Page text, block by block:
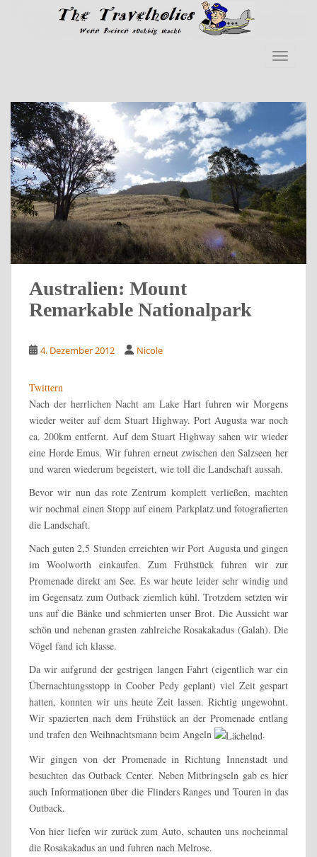
Skip to main content
Australien: Mount
Remarkable Nationalpark
4. Dezember 2012 Nicole
Twittern
Nach der herrlichen Nacht am Lake Hart fuhren wir Morgens
wieder weiter auf dem Stuart Highway. Port Augusta war noch
ca. 200km entfernt. Auf dem Stuart Highway sahen wir wieder
eine Horde Emus. Wir fuhren erneut zwischen den Salzseen her
und waren wiederum begeistert, wie toll die Landschaft aussah.
Bevor wir nun das rote Zentrum komplett verließen, machten
wir nochmal einen Stopp auf einem Parkplatz und fotografierten
die Landschaft.
Nach guten 2,5 Stunden erreichten wir Port Augusta und gingen
im Woolworth einkaufen. Zum Frühstück fuhren wir zur
Promenade direkt am See. Es war heute leider sehr windig und
im Gegensatz zum Outback ziemlich kühl. Trotzdem setzten wir
uns auf die Bänke und schmierten unser Brot. Die Aussicht war
schön und nebenan grasten zahlreiche Rosakakadus (Galah). Die
Vögel fand ich klasse.
Da wir aufgrund der gestrigen langen Fahrt (eigentlich war ein
Übernachtungsstopp in Coober Pedy geplant) viel Zeit gespart
hatten, konnten wir uns heute Zeit lassen. Richtig ungewohnt.
Wir spazierten nach dem Frühstück an der Promenade entlang
und trafen den Weihnachtsmann beim Angeln
.
Wir gingen von der Promenade in Richtung Innenstadt und
besuchten das Outback Center. Neben Mitbringseln gab es hier
auch Informationen über die Flinders Ranges und Touren in das
Outback.
Von hier liefen wir zurück zum Auto, schauten uns nocheinmal
die Rosakakadus an und fuhren nach Melrose.